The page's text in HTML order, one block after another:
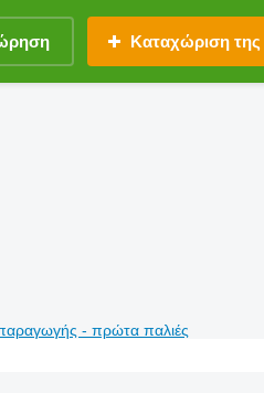
Καταχώριση της
- πρώτα παλιές